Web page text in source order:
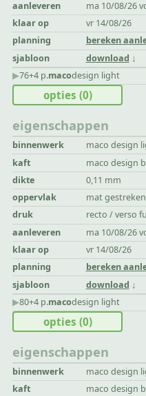
aanleveren
ma 10/08/26
klaar op
vr 14/08/26
planning
bereken
sjabloon
download
▶︎76+4 p.macodesign light
eigenschappen
binnenwerk maco design
kaft
maco design
dikte
0,11 mm
oppervlak
mat
druk
recto / verso
aanleveren
ma 10/08/26
klaar op
vr 14/08/26
planning
bereken
sjabloon
download
opties (0)
▶︎80+4 p.macodesign light
eigenschappen
binnenwerk maco design
kaft
maco design
opties (0)